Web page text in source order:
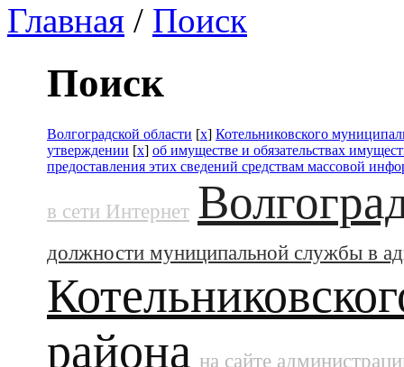
Главная / Поиск
Поиск
Волгоградской области [x] Котельниковского
утверждении [x] об имуществе и обязательствах
предоставления этих сведений средствам массовой
в сети Интернет
должности муниципальной службы в
района на сайте